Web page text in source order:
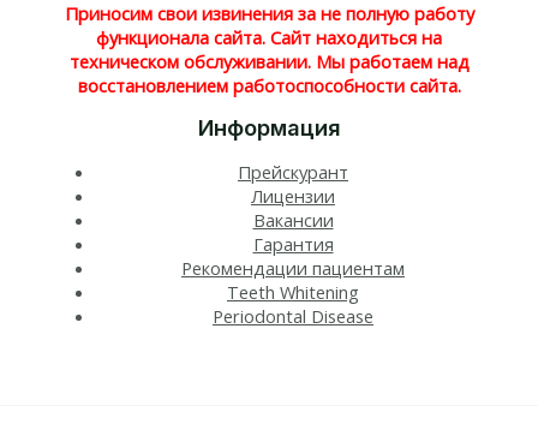
Приносим свои извинения за не полную работу
функционала сайта. Сайт находиться на
техническом обслуживании. Мы работаем над
восстановлением работоспособности сайта.
Информация
Прейскурант
Лицензии
Вакансии
Гарантия
Рекомендации пациентам
Teeth Whitening​
Periodontal Disease​